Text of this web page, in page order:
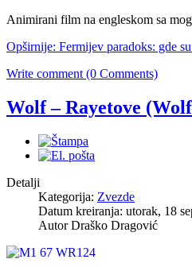
Animirani film na engleskom sa
Opširnije: Fermijev paradoks: gde
Write comment (0 Comments)
Wolf – Rayetove
Detalji
Kategorija: Zvezde
Datum kreiranja: utorak, 18
AutorDraško Dragović